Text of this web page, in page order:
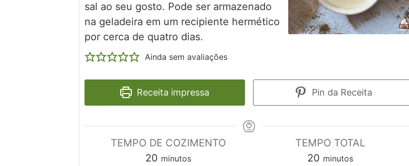
sal ao seu gosto. Pode ser armazenado
na geladeira em um recipiente hermético
por cerca de quatro dias.
Ainda sem avaliações
Receita impressa Pin da Receita
TEMPO DE COZIMENTO
20minutos
minutos
TEMPO TOTAL
20minutos
minutos